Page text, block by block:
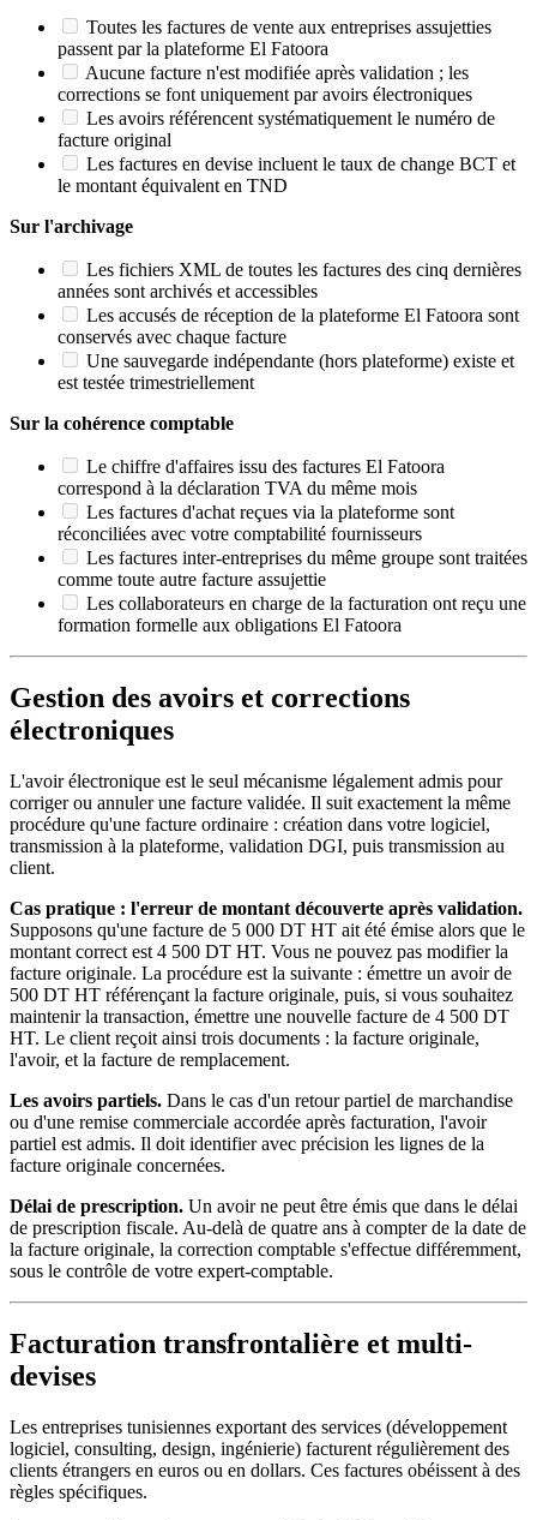
Toutes les factures de vente aux entreprises assujetties
passent par la plateforme El Fatoora
Aucune facture n'est modifiée après validation ; les
corrections se font uniquement par avoirs électroniques
Les avoirs référencent systématiquement le numéro de
facture original
Les factures en devise incluent le taux de change BCT et
le montant équivalent en TND
Sur l'archivage
Les fichiers XML de toutes les factures des cinq dernières
années sont archivés et accessibles
Les accusés de réception de la plateforme El Fatoora sont
conservés avec chaque facture
Une sauvegarde indépendante (hors plateforme) existe et
est testée trimestriellement
Sur la cohérence comptable
Le chiffre d'affaires issu des factures El Fatoora
correspond à la déclaration TVA du même mois
Les factures d'achat reçues via la plateforme sont
réconciliées avec votre comptabilité fournisseurs
Les factures inter-entreprises du même groupe sont traitées
comme toute autre facture assujettie
Les collaborateurs en charge de la facturation ont reçu une
formation formelle aux obligations El Fatoora
Gestion des avoirs et corrections
électroniques
L'avoir électronique est le seul mécanisme légalement admis pour
corriger ou annuler une facture validée. Il suit exactement la même
procédure qu'une facture ordinaire : création dans votre logiciel,
transmission à la plateforme, validation DGI, puis transmission au
client.
Cas pratique : l'erreur de montant découverte après validation.
Supposons qu'une facture de 5 000 DT HT ait été émise alors que le
montant correct est 4 500 DT HT. Vous ne pouvez pas modifier la
facture originale. La procédure est la suivante : émettre un avoir de
500 DT HT référençant la facture originale, puis, si vous souhaitez
maintenir la transaction, émettre une nouvelle facture de 4 500 DT
HT. Le client reçoit ainsi trois documents : la facture originale,
l'avoir, et la facture de remplacement.
Les avoirs partiels. Dans le cas d'un retour partiel de marchandise
ou d'une remise commerciale accordée après facturation, l'avoir
partiel est admis. Il doit identifier avec précision les lignes de la
facture originale concernées.
Délai de prescription. Un avoir ne peut être émis que dans le délai
de prescription fiscale. Au-delà de quatre ans à compter de la date de
la facture originale, la correction comptable s'effectue différemment,
sous le contrôle de votre expert-comptable.
Facturation transfrontalière et multi-
devises
Les entreprises tunisiennes exportant des services (développement
logiciel, consulting, design, ingénierie) facturent régulièrement des
clients étrangers en euros ou en dollars. Ces factures obéissent à des
règles spécifiques.